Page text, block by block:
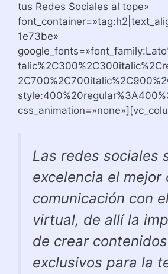
tus Redes Sociales al tope»
1e73be»
Las redes sociales
excelencia el mejor
comunicación con
virtual, de allí la
de crear contenidos
exclusivos para la